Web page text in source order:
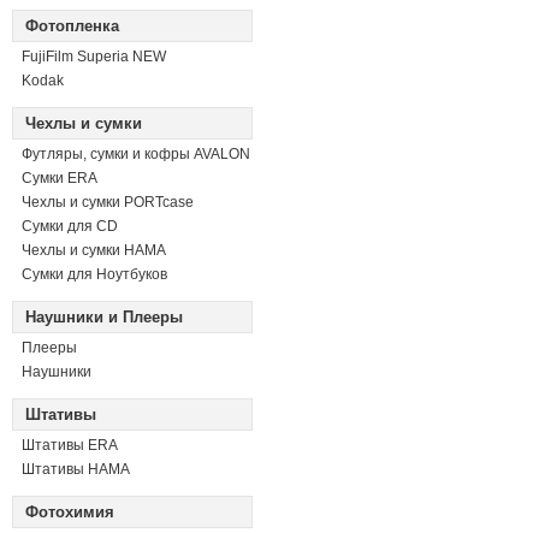
Фотопленка
FujiFilm Superia NEW
Kodak
Чехлы и сумки
Футляры, сумки и кофры AVALON
Сумки ERA
Чехлы и сумки PORTcase
Сумки для CD
Чехлы и сумки HAMA
Сумки для Ноутбуков
Наушники и Плееры
Плееры
Наушники
Штативы
Штативы ERA
Штативы HAMA
Фотохимия